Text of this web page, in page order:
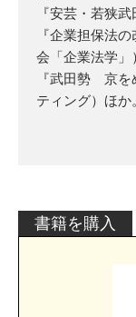
『安芸・若狭
『企業担保法
会「企業法学」
『武田勢 京を
ティング）ほか
書籍を購入